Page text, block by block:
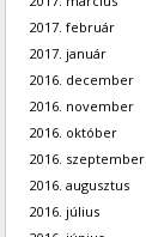
2017. február
2017. január
2016. december
2016. november
2016. október
2016. szeptember
2016. augusztus
2016. július